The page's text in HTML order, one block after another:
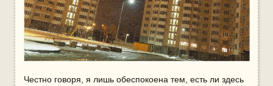
Честно говоря, я лишь обеспокоена тем, есть ли здесь